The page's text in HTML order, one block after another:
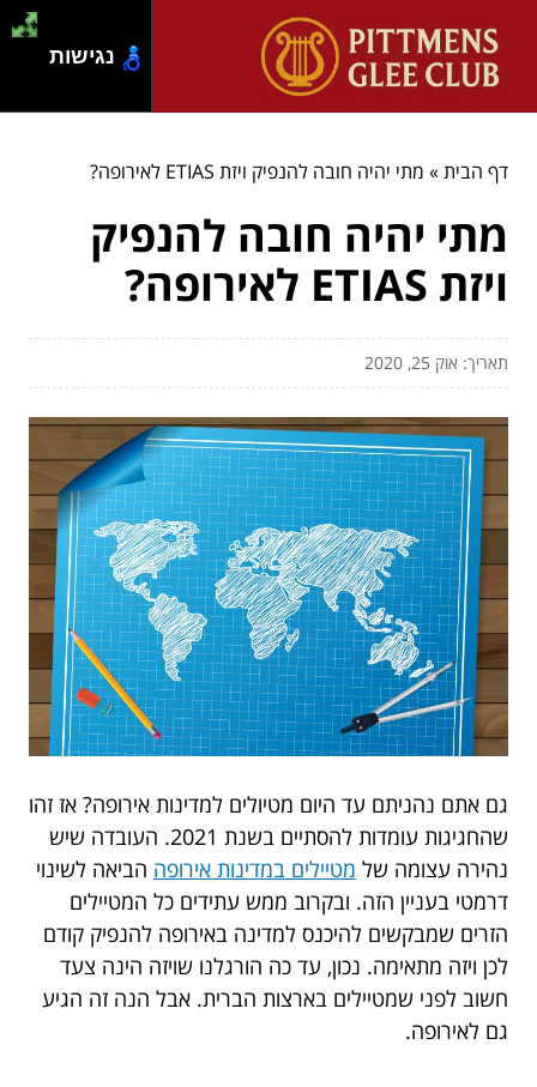
דף הבית» מתי יהיה חובה להנפיק ויזת ETIAS לאירופה?
מתי יהיה חובה להנפיק
ויזת ETIAS לאירופה?
תאריך: אוק 25, 2020
גם אתם נהניתם עד היום מטיולים למדינות אירופה? אז זהו
שהחגיגות עומדות להסתיים בשנת 2021. העובדה שיש
נהירה עצומה של מטיילים במדינות אירופה הביאה לשינוי
דרמטי בעניין הזה. ובקרוב ממש עתידים כל המטיילים
הזרים שמבקשים להיכנס למדינה באירופה להנפיק קודם
לכן ויזה מתאימה. נכון, עד כה הורגלנו שויזה הינה צעד
חשוב לפני שמטיילים בארצות הברית. אבל הנה זה הגיע
גם לאירופה.
נגישות